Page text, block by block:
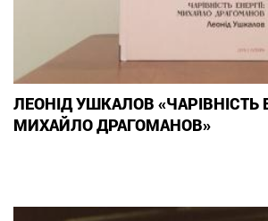
ЛЕОНІД УШКАЛОВ «ЧАРІВНІСТЬ
МИХАЙЛО ДРАГОМАНОВ»